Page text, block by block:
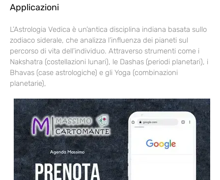
Applicazioni
L’Astrologia Vedica è un’antica disciplina indiana basata sullo
zodiaco siderale, che analizza l’influenza dei pianeti sul
percorso di vita dell’individuo. Attraverso strumenti come i
Nakshatra (costellazioni lunari), le Dashas (periodi planetari), i
Bhavas (case astrologiche) e gli Yoga (combinazioni
planetarie),